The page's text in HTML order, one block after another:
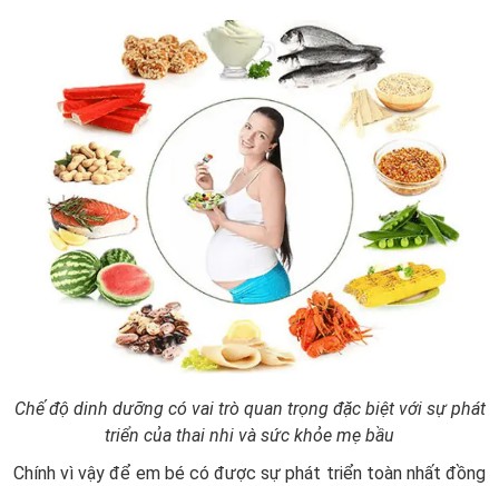
Chế độ dinh dưỡng có vai trò quan trọng đặc biệt với sự phát
triển của thai nhi và sức khỏe mẹ bầu
Chính vì vậy để em bé có được sự phát triển toàn nhất đồng